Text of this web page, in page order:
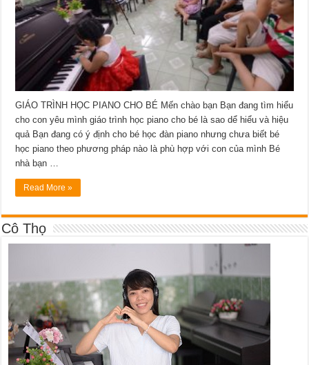
GIÁO TRÌNH HỌC PIANO CHO BÉ Mến chào bạn Bạn đang tìm hiểu
cho con yêu mình giáo trình học piano cho bé là sao dể hiểu và hiệu
quả Bạn đang có ý định cho bé học đàn piano nhưng chưa biết bé
học piano theo phương pháp nào là phù hợp với con của mình Bé
nhà bạn …
Read More »
Cô Thọ